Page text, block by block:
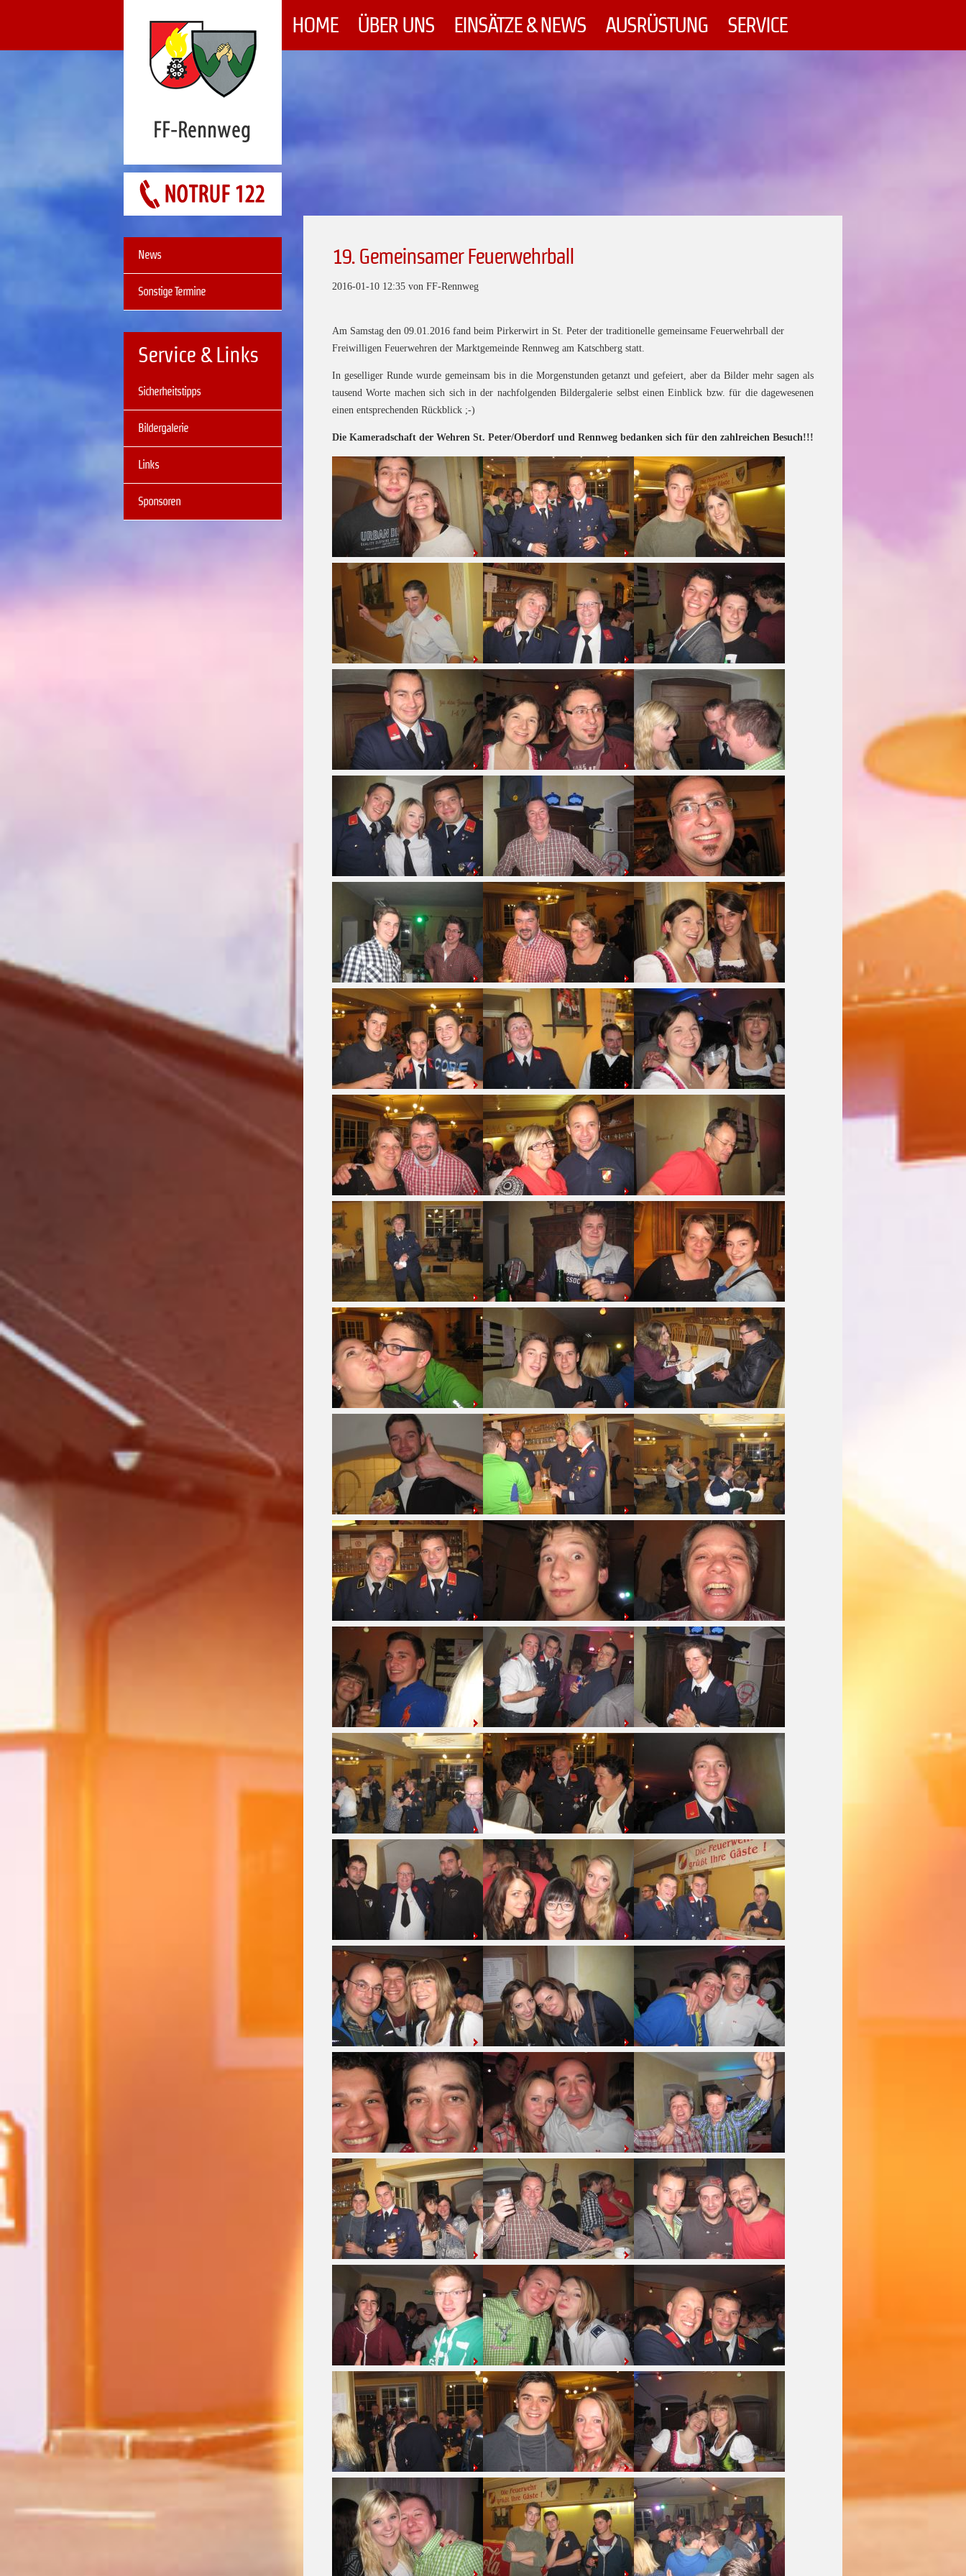
NAVIGATION
ÜBERSPRINGEN
HOME ÜBER UNS EINSÄTZE & NEWS AUSRÜSTUNG SERVICE
19. Gemeinsamer Feuerwehrball
2016-01-10 12:35 von FF-Rennweg
Am Samstag den 09.01.2016 fand beim Pirkerwirt in St. Peter der traditionelle gemeinsame Feuerwehrball der
Freiwilligen Feuerwehren der Marktgemeinde Rennweg am Katschberg statt.
In geselliger Runde wurde gemeinsam bis in die Morgenstunden getanzt und gefeiert, aber da Bilder mehr sagen als
tausend Worte machen sich sich in der nachfolgenden Bildergalerie selbst einen Einblick bzw. für die dagewesenen
einen entsprechenden Rückblick ;-)
Die Kameradschaft der Wehren St. Peter/Oberdorf und Rennweg bedanken sich für den zahlreichen Besuch!!!
Navigation
überspringen
News
Sonstige Termine
Service & Links
Navigation
überspringen
Sicherheitstipps
Bildergalerie
Links
Sponsoren